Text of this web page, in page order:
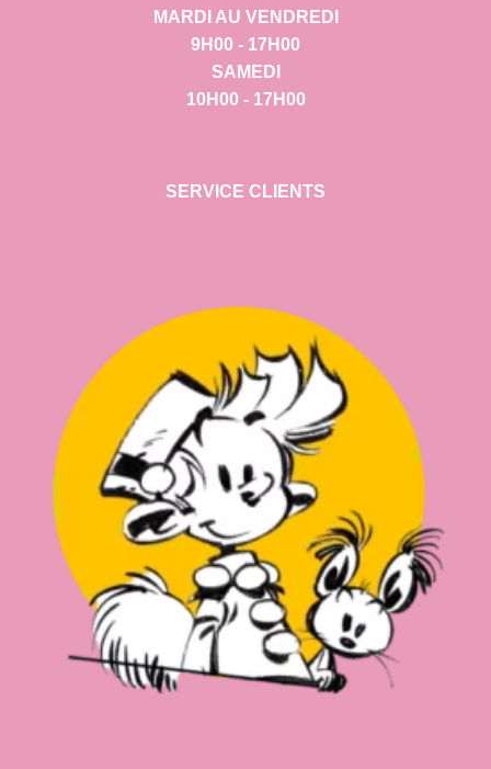
MARDI AU VENDREDI
9H00 - 17H00
SAMEDI
10H00 - 17H00
SERVICE CLIENTS